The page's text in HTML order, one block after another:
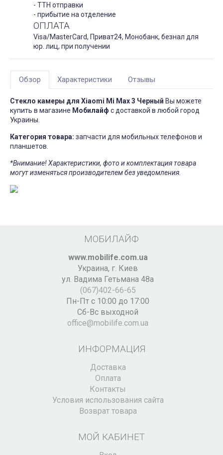
- ТТН отправки
- прибытие на отделение
ОПЛАТА
Visa/MasterCard, Приват24, Монобанк, безнал для
юр. лиц, при получении
Обзор Характеристики Отзывы
Стекло камеры для Xiaomi Mi Max 3 Черный Вы можете
купить в магазине Мобилайф с доставкой в любой город
Украины.
Категория товара: запчасти для мобильных телефонов и
планшетов.
*Внимание! Характеристики, фото и комплектация товара
могут изменяться производителем без уведомления.
МОБИЛАЙФ
www.mobilife.com.ua
Украина, г. Киев
ул. Вадима Гетьмана 48а
(067)402-66-65
Пн-Пт с 10:00 до 17:00
Сб-Вс выходной
office@mobilife.com.ua
ИНФОРМАЦИЯ
Доставка
Оплата
Контакты
Условия использования сайта
Возврат товара
МОЙ КАБИНЕТ